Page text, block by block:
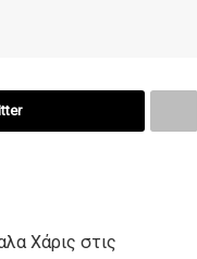
Χάρις στις